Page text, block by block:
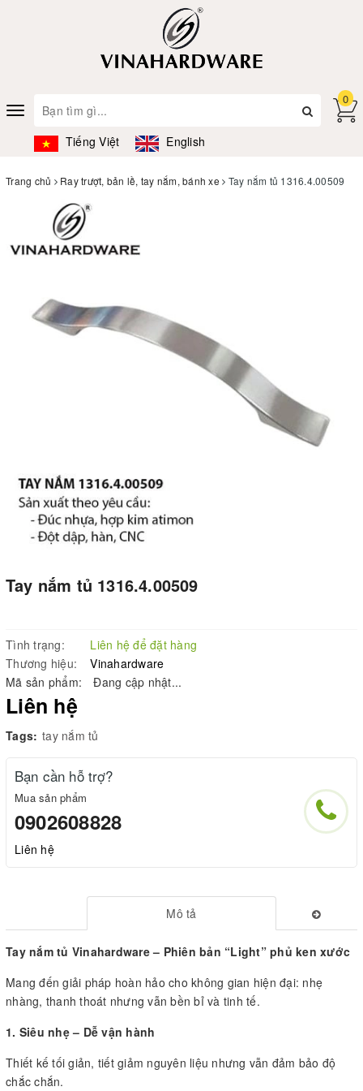
Toggle
navigation
Tiếng Việt English
0
Trang chủ Ray trượt, bản lề, tay nắm, bánh xe Tay nắm tủ 1316.4.00509
Tay nắm tủ 1316.4.00509
Tình trạng:
Liên hệ để đặt hàng
Thương hiệu:
Vinahardware
Mã sản phẩm:
Đang cập nhật...
Liên hệ
Tags: tay nắm tủ
Bạn cần hỗ trợ?
Mua sản phẩm
0902608828
Liên hệ
Mô tả
Tay nắm tủ Vinahardware – Phiên bản “Light” phủ ken xước
Mang đến giải pháp hoàn hảo cho không gian hiện đại: nhẹ
nhàng, thanh thoát nhưng vẫn bền bỉ và tinh tế.
1. Siêu nhẹ – Dễ vận hành
Thiết kế tối giản, tiết giảm nguyên liệu nhưng vẫn đảm bảo độ
chắc chắn.